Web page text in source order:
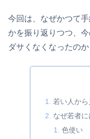
今回は、なぜかつて
かを振り返りつつ、
ダサくなくなったの
若い人か
なぜ若者
色使い